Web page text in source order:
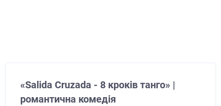
«Salida Cruzada - 8 кроків танго» |
романтична комедія